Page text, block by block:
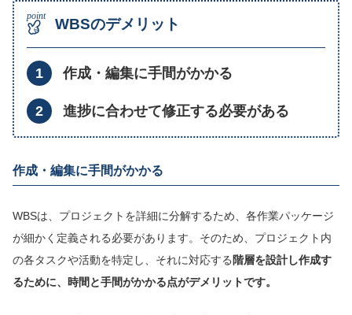
WBSのデメリット
作成・編集に手間がかかる
進捗に合わせて修正する必要がある
作成・編集に手間がかかる
WBSは、プロジェクトを詳細に分解するため、各作業パッケージ
が細かく定義される必要があります。そのため、プロジェクト内
の各タスクや活動を特定し、それに対応する 階層を設計し作成す
るために、時間と手間がかかる点がデメリットです。